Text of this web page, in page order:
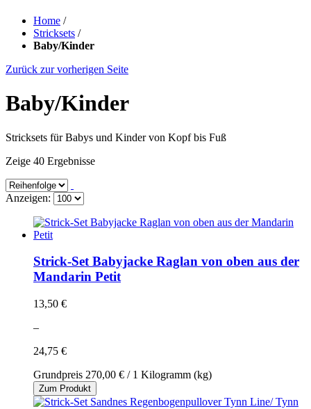
Home /
Stricksets /
Baby/Kinder
Zurück zur vorherigen Seite
Baby/Kinder
Stricksets für Babys und Kinder von Kopf bis Fuß
Zeige 40 Ergebnisse
Anzeigen:
Strick-Set Babyjacke Raglan von oben aus der
Mandarin Petit
13,50 €
–
24,75 €
Grundpreis 270,00 € / 1 Kilogramm (kg)
Zum Produkt